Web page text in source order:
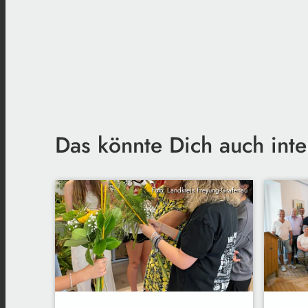
Das könnte Dich auch
Foto: Landkreis Freyung-Grafenau